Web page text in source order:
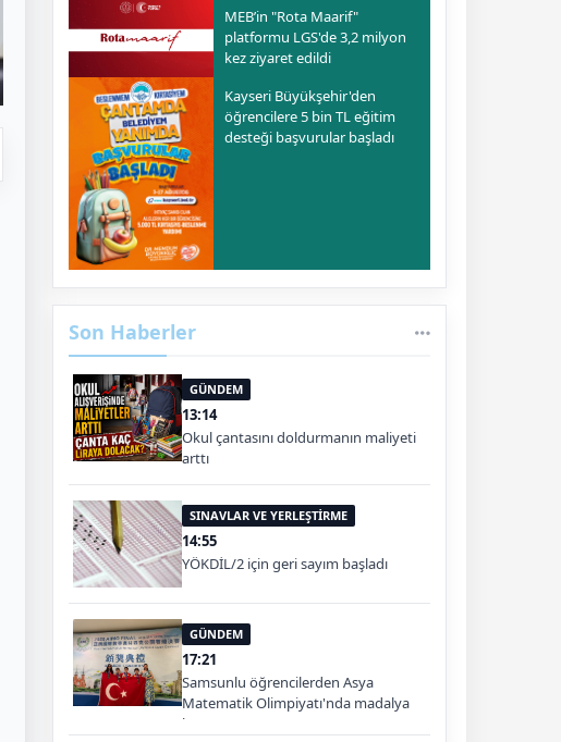
MEB’in "Rota Maarif"
platformu LGS'de 3,2 milyon
kez ziyaret edildi
Kayseri Büyükşehir'den
öğrencilere 5 bin TL eğitim
desteği başvurular başladı
Son Haberler
GÜNDEM
13:14
Okul çantasını doldurmanın maliyeti
arttı
SINAVLAR VE YERLEŞTİRME
14:55
YÖKDİL/2 için geri sayım başladı
GÜNDEM
17:21
Samsunlu öğrencilerden Asya
Matematik Olimpiyatı'nda madalya
başarısı